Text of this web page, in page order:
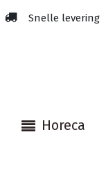
Snelle levering
Horeca